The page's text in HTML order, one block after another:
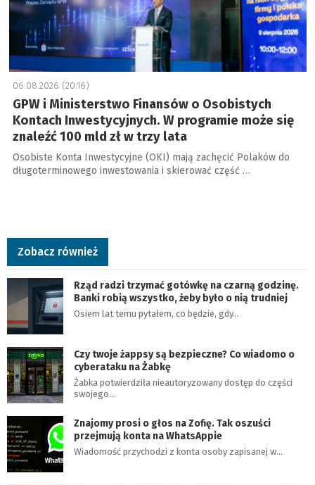
06.08.2026 (20:16)
GPW i Ministerstwo Finansów o Osobistych
Kontach Inwestycyjnych. W programie może się
znaleźć 100 mld zł w trzy lata
Osobiste Konta Inwestycyjne (OKI) mają zachęcić Polaków do
długoterminowego inwestowania i skierować część …
Zobacz również
Rząd radzi trzymać gotówkę na czarną godzinę.
Banki robią wszystko, żeby było o nią trudniej
Osiem lat temu pytałem, co będzie, gdy…
Czy twoje żappsy są bezpieczne? Co wiadomo o
cyberataku na Żabkę
Żabka potwierdziła nieautoryzowany dostęp do części
swojego…
Znajomy prosi o głos na Zofię. Tak oszuści
przejmują konta na WhatsAppie
Wiadomość przychodzi z konta osoby zapisanej w…